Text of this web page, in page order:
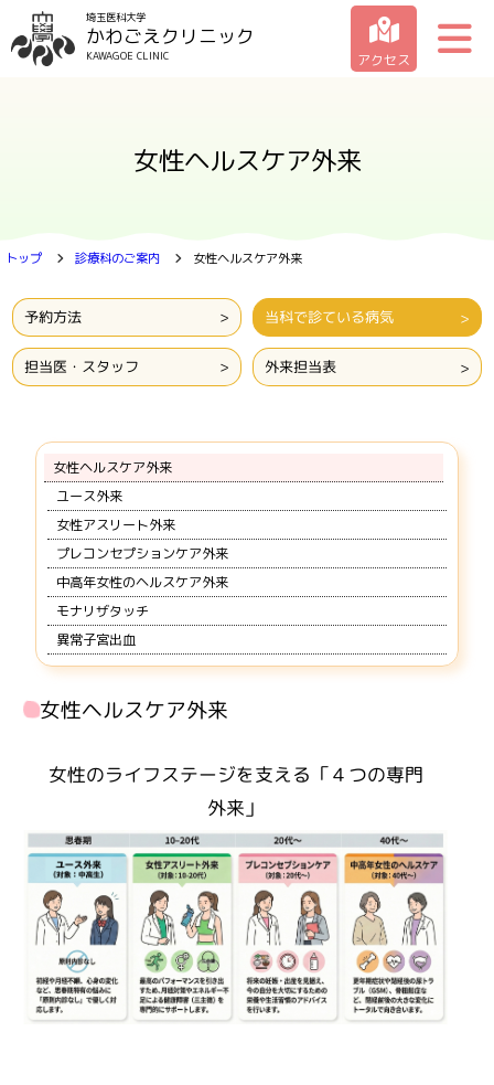
アクセス
埼玉医科大学
かわごえクリニック
KAWAGOE CLINIC
受診のご案内
女性ヘルスケア外来
トップ 診療科のご案内 女性ヘルスケア外来
予約方法 当科で診ている病気
担当医・スタッフ 外来担当表
女性ヘルスケア外来
ユース外来
女性アスリート外来
プレコンセプションケア外来
中高年女性のヘルスケア外来
モナリザタッチ
異常子宮出血
女性ヘルスケア外来
女性のライフステージを支える「４つの専門
外来」